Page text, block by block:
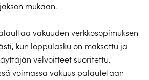
mukaan.
vakuuden verkkosopimuksen
kun loppulasku on maksettu ja
velvoitteet suoritettu.
voimassa vakuus palautetaan